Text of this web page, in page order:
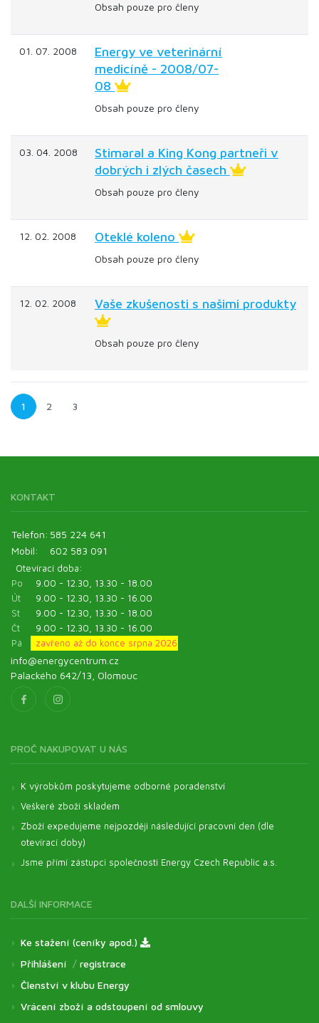
Obsah pouze pro členy
01. 07. 2008
Energy ve veterinární
medicíně - 2008/07-
08
Obsah pouze pro členy
03. 04. 2008
Stimaral a King Kong partneři v
dobrých i zlých časech
Obsah pouze pro členy
12. 02. 2008 Oteklé koleno
Obsah pouze pro členy
12. 02. 2008 Vaše zkušenosti s našimi produkty
Obsah pouze pro členy
1 2 3
KONTAKT
Telefon: 585 224 641
Mobil:
602 583 091
Otevírací doba:
Po
9.00 - 12.30, 13.30 - 18.00
Út
9.00 - 12.30, 13.30 - 16.00
St
9.00 - 12.30, 13.30 - 18.00
Čt
9.00 - 12.30, 13.30 - 16.00
Pá
zavřeno až do konce srpna 2026
info@energycentrum.cz
Palackého 642/13, Olomouc
PROČ NAKUPOVAT U NÁS
K výrobkům poskytujeme odborné poradenství
Veškeré zboží skladem
Zboží expedujeme nejpozději následující pracovní den (dle
otevírací doby)
Jsme přímí zástupci společnosti Energy Czech Republic a.s.
DALŠÍ INFORMACE
Ke stažení (ceníky apod.)
Přihlášení / registrace
Členství v klubu Energy
Vrácení zboží a odstoupení od smlouvy